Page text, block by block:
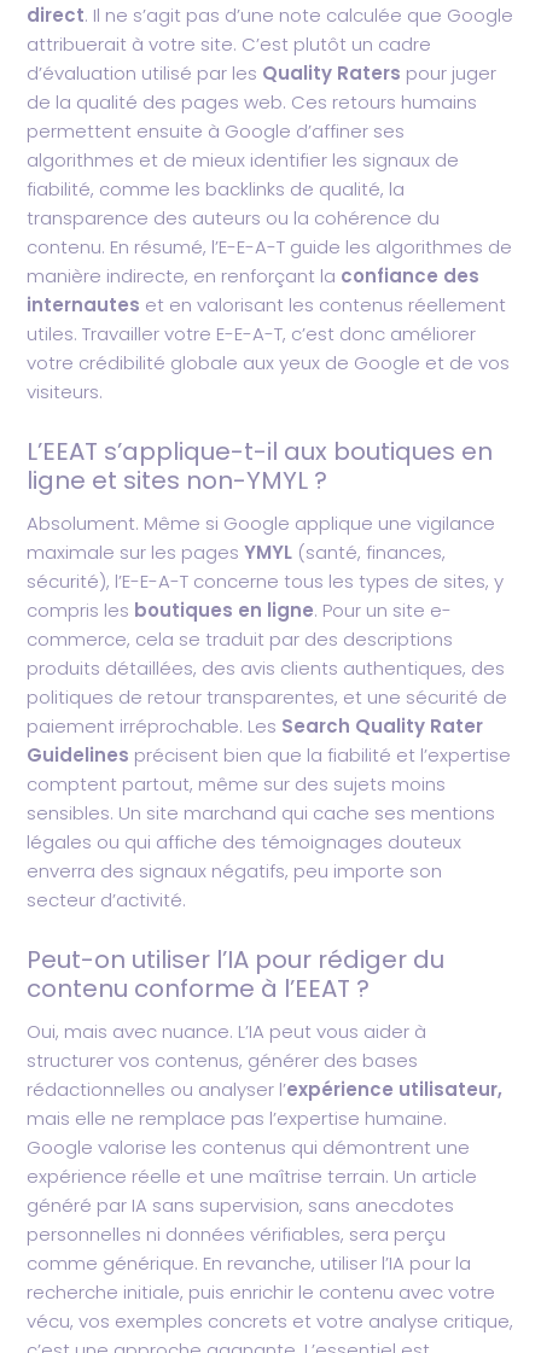
direct. Il ne s’agit pas d’une note calculée que Google
attribuerait à votre site. C’est plutôt un cadre
d’évaluation utilisé par les Quality Raters pour juger
de la qualité des pages web. Ces retours humains
permettent ensuite à Google d’affiner ses
algorithmes et de mieux identifier les signaux de
fiabilité, comme les backlinks de qualité, la
transparence des auteurs ou la cohérence du
contenu. En résumé, l’E-E-A-T guide les algorithmes de
manière indirecte, en renforçant la confiance des
internautes et en valorisant les contenus réellement
utiles. Travailler votre E-E-A-T, c’est donc améliorer
votre crédibilité globale aux yeux de Google et de vos
visiteurs.
L’EEAT s’applique-t-il aux boutiques en
ligne et sites non-YMYL ?
Absolument. Même si Google applique une vigilance
maximale sur les pagesYMYL (santé, finances,
sécurité), l’E-E-A-T concerne tous les types de sites, y
compris les boutiques en ligne. Pour un site e-
commerce, cela se traduit par des descriptions
produits détaillées, des avis clients authentiques, des
politiques de retour transparentes, et une sécurité de
paiement irréprochable. Les Search Quality Rater
Guidelines précisent bien que la fiabilité et l’expertise
comptent partout, même sur des sujets moins
sensibles. Un site marchand qui cache ses mentions
légales ou qui affiche des témoignages douteux
enverra des signaux négatifs, peu importe son
secteur d’activité.
Peut-on utiliser l’IA pour rédiger du
contenu conforme à l’EEAT ?
Oui, mais avec nuance. L’IA peut vous aider à
structurer vos contenus, générer des bases
rédactionnelles ou analyser l’expérience utilisateur,
mais elle ne remplace pas l’expertise humaine.
Google valorise les contenus qui démontrent une
expérience réelle et une maîtrise terrain. Un article
généré par IA sans supervision, sans anecdotes
personnelles ni données vérifiables, sera perçu
comme générique. En revanche, utiliser l’IA pour la
recherche initiale, puis enrichir le contenu avec votre
vécu, vos exemples concrets et votre analyse critique,